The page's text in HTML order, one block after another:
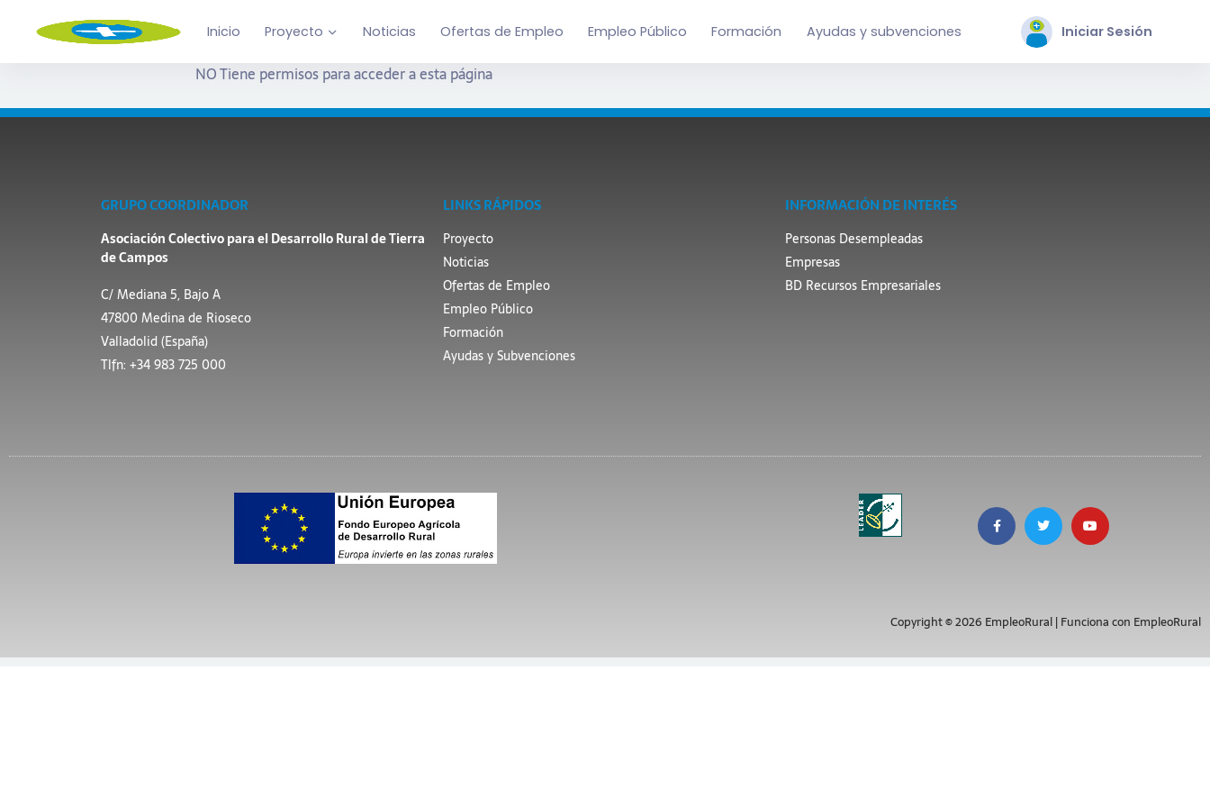
Inicio Proyecto Noticias Ofertas de Empleo Empleo Público Formación Ayudas y subvenciones Iniciar Sesión
NO Tiene permisos para acceder a esta página
GRUPO COORDINADOR
Asociación Colectivo para el Desarrollo Rural de Tierra
de Campos
C/ Mediana 5, Bajo A
47800 Medina de Rioseco
Valladolid (España)
Tlfn: +34 983 725 000
LINKS RÁPIDOS
Proyecto
Noticias
Ofertas de Empleo
Empleo Público
Formación
Ayudas y Subvenciones
INFORMACIÓN DE INTERÉS
Personas Desempleadas
Empresas
BD Recursos Empresariales
Copyright © 2026 EmpleoRural | Funciona con EmpleoRural